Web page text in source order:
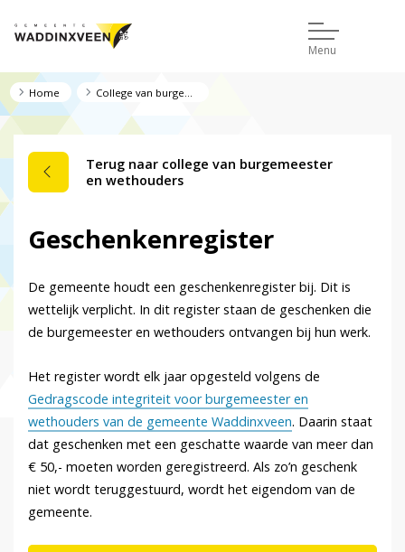
Menu
Home
Terug naar college van burgemeester
en wethouders
Geschenkenregister
De gemeente houdt een geschenkenregister bij. Dit is
wettelijk verplicht. In dit register staan de geschenken die
de burgemeester en wethouders ontvangen bij hun werk.
Het register wordt elk jaar opgesteld volgens de
Gedragscode integriteit voor burgemeester en
wethouders van de gemeente Waddinxveen. Daarin staat
dat geschenken met een geschatte waarde van meer dan
€ 50,- moeten worden geregistreerd. Als zo’n geschenk
niet wordt teruggestuurd, wordt het eigendom van de
gemeente.